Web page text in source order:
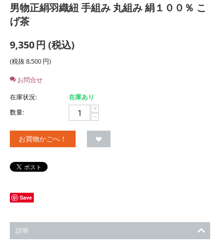
男物正絹羽織紐 手組み 丸組み 絹１００％ こ
げ茶
9,350円 (税込)
(税抜 8,500 円)
お問合せ
在庫状況:
在庫あり
数量:
+
−
お買物かごへ！
Save
説明